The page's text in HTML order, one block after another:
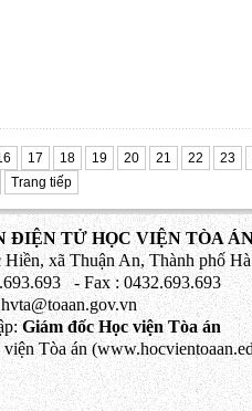
17 18 19 20 21 22 23
Trang tiếp
ĐIỆN TỬ HỌC VIỆN TÒA
xã Thuận An, Thành phố
- Fax : 0432.693.693
Giám đốc Học viện Tòa án
Tòa án